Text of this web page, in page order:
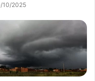
10/2025